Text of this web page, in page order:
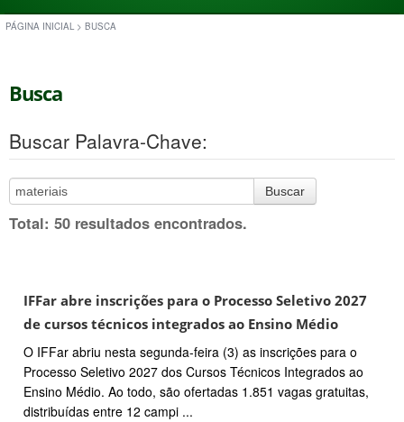
PÁGINA INICIAL > BUSCA
Busca
Buscar Palavra-Chave:
Buscar
Total: 50 resultados encontrados.
IFFar abre inscrições para o Processo Seletivo 2027
de cursos técnicos integrados ao Ensino Médio
O IFFar abriu nesta segunda-feira (3) as inscrições para o
Processo Seletivo 2027 dos Cursos Técnicos Integrados ao
Ensino Médio. Ao todo, são ofertadas 1.851 vagas gratuitas,
distribuídas entre 12 campi ...